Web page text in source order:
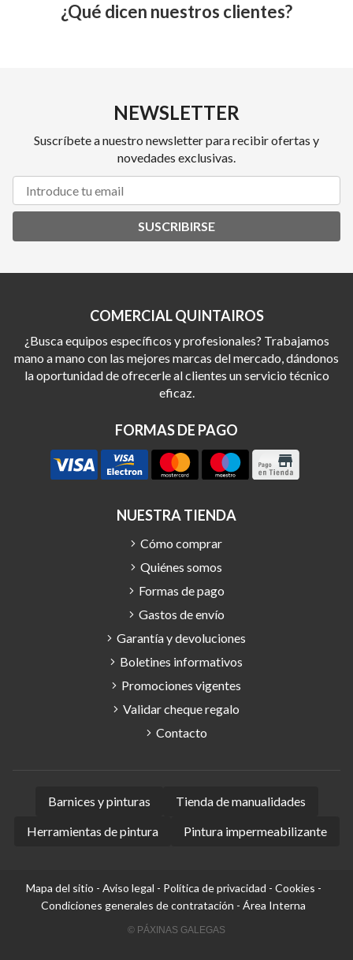
¿Qué dicen nuestros clientes?
NEWSLETTER
Suscríbete a nuestro newsletter para recibir ofertas y
novedades exclusivas.
SUSCRIBIRSE
COMERCIAL QUINTAIROS
¿Busca equipos específicos y profesionales? Trabajamos
mano a mano con las mejores marcas del mercado, dándonos
la oportunidad de ofrecerle al clientes un servicio técnico
eficaz.
FORMAS DE PAGO
NUESTRA TIENDA
Cómo comprar
Quiénes somos
Formas de pago
Gastos de envío
Garantía y devoluciones
Boletines informativos
Promociones vigentes
Validar cheque regalo
Contacto
Barnices y pinturas
Tienda de manualidades
Herramientas de pintura
Pintura impermeabilizante
Mapa del sitio - Aviso legal - Política de privacidad - Cookies -
Condiciones generales de contratación - Área Interna
© PÁXINAS GALEGAS